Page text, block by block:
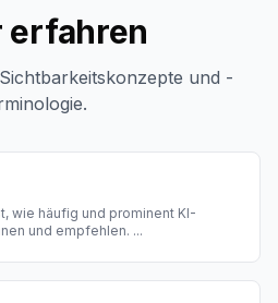
erfahren
und -
wie häufig und prominent KI-
und empfehlen. ...